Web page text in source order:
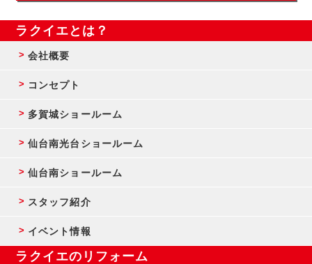
ラクイエとは？
会社概要
コンセプト
多賀城ショールーム
仙台南光台ショールーム
仙台南ショールーム
スタッフ紹介
イベント情報
ラクイエのリフォーム